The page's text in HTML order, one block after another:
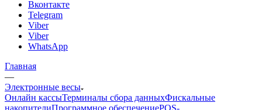
Вконтакте
Telegram
Viber
Viber
WhatsApp
Главная
—
Электронные весы
Онлайн кассыТерминалы сбора данныхФискальные
накопителиПрограммное обеспечениеPOS-